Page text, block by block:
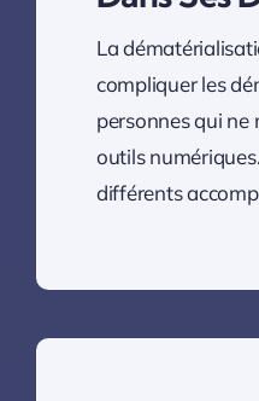
La
compliquer les
personnes qui ne
outils
différents